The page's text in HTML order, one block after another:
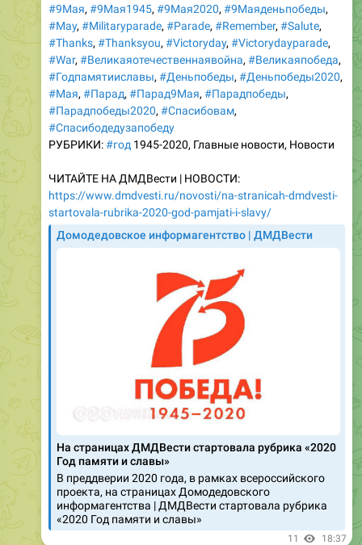
#Thanks,#Thanksyou,#Victoryday,#Victorydayparade
#War, #Великаяотечественнаявойна,#Великаяпобеда
#Годпамятииславы,#Деньпобеды,#Деньпобеды2020
#Мая ,#Парад,#Парад9Мая,#Парадпобеды,
#Парадпобеды2020 ,#Спасибовам
#Спасибодедузапобеду
РУБРИКИ:#год1945-2020, Главные новости, Новости
ЧИТАЙТЕ НА ДМДВести | НОВОСТИ:
startovala-rubrika-2020-god-pamjati-i-slavy/
Домодедовское информагентство | ДМДВести
На страницах ДМДВести стартовала рубрика «2020
В преддверии 2020 года, в рамках всероссийского
проекта, на страницах Домодедовского
информагентства | ДМДВести стартовала рубрика
«2020 Год памяти и славы»
11 18:37
December 24, 2019